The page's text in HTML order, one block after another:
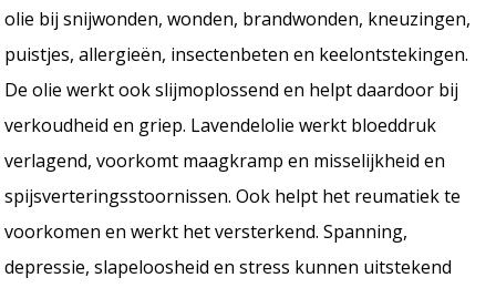
olie bij snijwonden, wonden, brandwonden, kneuzingen,
puistjes, allergieën, insectenbeten en keelontstekingen.
De olie werkt ook slijmoplossend en helpt daardoor bij
verkoudheid en griep. Lavendelolie werkt bloeddruk
verlagend, voorkomt maagkramp en misselijkheid en
spijsverteringsstoornissen. Ook helpt het reumatiek te
voorkomen en werkt het versterkend. Spanning,
depressie, slapeloosheid en stress kunnen uitstekend